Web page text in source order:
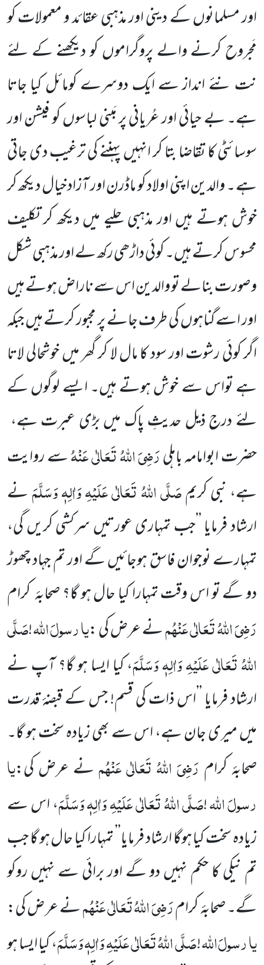
اور مسلمانوں کے دینی اور مذہبی عقائد و معمولات کو
مَجروح کرنے والے پروگراموں کو دیکھنے کے لئے
نت نئے انداز سے ایک دوسرے کومائل کیا جاتا
ہے۔ بے حیائی اور عُریانی پر مَبنی لباسوں کو فیشن اور
سوسائٹی کا تقاضا بتا کر انہیں پہننے کی ترغیب دی جاتی
ہے ۔ والدین اپنی اولاد کو ماڈرن اور آزاد خیال دیکھ کر
خوش ہوتے ہیں اور مذہبی حلیے میں دیکھ کر تکلیف
محسوس کرتے ہیں۔ کوئی داڑھی رکھ لے اور مذہبی شکل
و صورت بنالے تو والدین اس سے ناراض ہوتے ہیں
اور اسے گناہوں کی طرف جانے پر مجبور کرتے ہیں جبکہ
اگر کوئی رشوت اور سود کا مال لا کر گھر میں خوشحالی لاتا
ہے تواس سے خوش ہوتے ہیں۔ ایسے لوگوں کے
لئے درج ذیل حدیثِ پاک میں بڑی عبرت ہے،
حضرت ابوامامہ باہلیرَضِیَ اللہُ تَعَالٰی عَنْہُسے روایت
ہے، نبی کریمصَلَّی اللہُ تَعَالٰی عَلَیْہِ وَاٰلِہٖ وَسَلَّمَنے
ارشاد فرمایا ’’جب تمہاری عورتیں سرکشی کریں گی،
تمہارے نوجوان فاسق ہوجائیں گے اور تم جہاد چھوڑ
دو گے تو اس وقت تمہارا کیا حال ہو گا؟ صحابۂکرام
رَضِیَ اللہُ تَعَالٰی عَنْہُمنے عرض کی :یارسولَاللہ!صَلَّی
اللہُ تَعَالٰی عَلَیْہِ وَاٰلِہٖ وَسَلَّمَ، کیا ایسا ہو گا؟ آپ نے
ارشاد فرمایا ’’اس ذات کی قسم! جس کے قبضۂ قدرت
میں میری جان ہے، اس سے بھی زیادہ سخت ہو گا۔
صحابۂ کرامرَضِیَ اللہُ تَعَالٰی عَنْہُمنے عرض کی:یا
رسولَاللہ!صَلَّی اللہُ تَعَالٰی عَلَیْہِ وَاٰلِہٖ وَسَلَّمَ، اس سے
زیادہ سخت کیا ہوگا ارشاد فرمایا’’ تمہارا کیا حال ہو گا جب
تم نیکی کا حکم نہیں دو گے اور برائی سے نہیں روکو
گے۔ صحابۂکرامرَضِیَ اللہُ تَعَالٰی عَنْہُمنے عر ض کی:
یارسولَاللہ!صَلَّی اللہُ تَعَالٰی عَلَیْہِ وَاٰلِہٖ وَسَلَّمَ، کیا ایسا ہو